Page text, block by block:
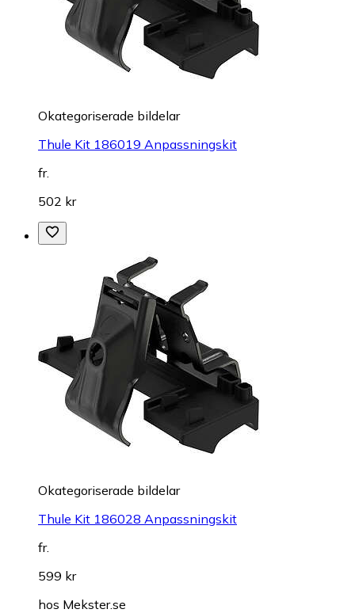
Okategoriserade bildelar
Thule Kit 186019 Anpassningskit
fr.
502 kr
Okategoriserade bildelar
Thule Kit 186028 Anpassningskit
fr.
599 kr
hos Mekster.se